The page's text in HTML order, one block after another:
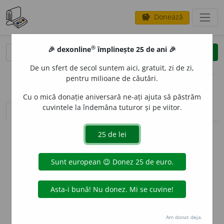
savings Donează
clear
opțiuni
sinteza definițiilor (1) definiții (10) declinări
info
Aceste definiții sunt compilate de
echipa dexonline. Definițiile
originale se află pe filadefiniții.
preferințe
🎉 dexonline® împlinește 25 de ani 🎉
De un sfert de secol suntem aici, gratuit, zi de zi,
pentru milioane de căutări.
Cu o mică donație aniversară ne-ați ajuta să păstrăm
cuvintele la îndemâna tuturor și pe viitor.
Am donat deja.